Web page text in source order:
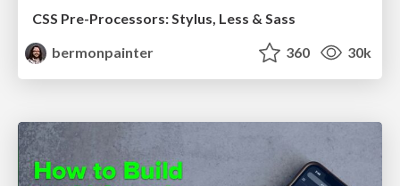
CSS Pre-Processors: Stylus, Less & Sass
bermonpainter
360 30k